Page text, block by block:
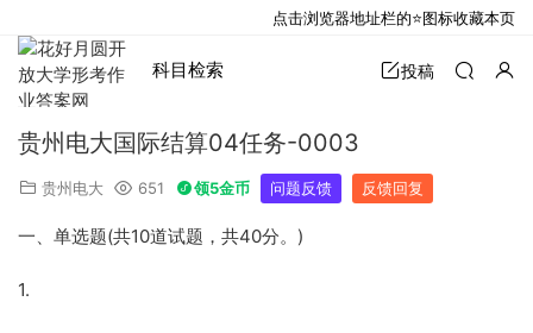
科目检索 投稿
贵州电大国际结算04任务-0003
贵州电大 651 领5金币 问题反馈 反馈回复
一、单选题(共10道试题，共40分。 )
1.
点击浏览器地址栏的⭐图标收藏本页